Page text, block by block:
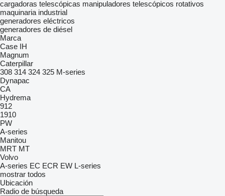
cargadoras telescópicas manipuladores telescópicos rotativos
maquinaria industrial
generadores eléctricos
generadores de diésel
Marca
Case IH
Magnum
Caterpillar
308 314 324 325 M-series
Dynapac
CA
Hydrema
912
1910
PW
A-series
Manitou
MRT MT
Volvo
A-series EC ECR EW L-series
mostrar todos
Ubicación
Radio de búsqueda